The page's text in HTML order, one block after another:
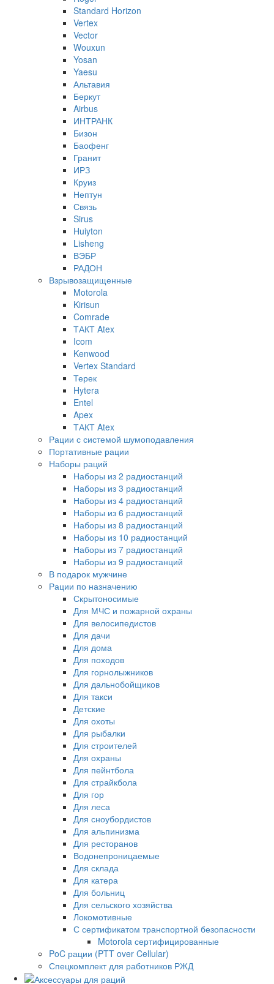
Standard Horizon
Vertex
Vector
Wouxun
Yosan
Yaesu
Альтавия
Беркут
Airbus
ИНТРАНК
Бизон
Баофенг
Гранит
ИРЗ
Круиз
Нептун
Связь
Sirus
Huiyton
Lisheng
ВЭБР
РАДОН
Взрывозащищенные
Motorola
Kirisun
Comrade
ТАКТ Atex
Icom
Kenwood
Vertex Standard
Терек
Hytera
Entel
Apex
ТАКТ Atex
Рации с системой шумоподавления
Портативные рации
Наборы раций
Наборы из 2 радиостанций
Наборы из 3 радиостанций
Наборы из 4 радиостанций
Наборы из 6 радиостанций
Наборы из 8 радиостанций
Наборы из 10 радиостанций
Наборы из 7 радиостанций
Наборы из 9 радиостанций
В подарок мужчине
Рации по назначению
Скрытоносимые
Для МЧС и пожарной охраны
Для велосипедистов
Для дачи
Для дома
Для походов
Для горнолыжников
Для дальнобойщиков
Для такси
Детские
Для охоты
Для рыбалки
Для строителей
Для охраны
Для пейнтбола
Для страйкбола
Для гор
Для леса
Для сноубордистов
Для альпинизма
Для ресторанов
Водонепроницаемые
Для склада
Для катера
Для больниц
Для сельского хозяйства
Локомотивные
С сертификатом транспортной безопасности
Motorola сертифицированные
PoC рации (PTT over Cellular)
Спецкомплект для работников РЖД